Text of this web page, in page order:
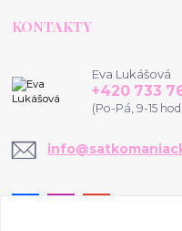
KONTAKTY
Eva Lukášová
+420 733
(Po-Pá, 9-15